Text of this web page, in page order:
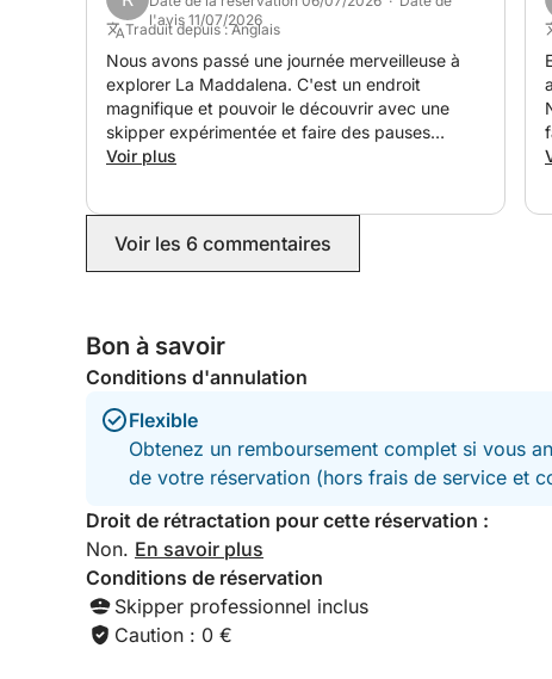
l'avis 11/07/2026
Traduit depuis : Anglais
Nous avons passé une journée merveilleuse à
explorer La Maddalena. C'est un endroit
magnifique et pouvoir le découvrir avec une
skipper expérimentée et faire des pauses
baignade était un vrai bonheur. Barbara était
supplément pour le skipper et un supplément
carburant raisonnable en plus du prix de la
encore plus belle que la côte de Baunei. C'était
agréable d'avoir une skipper (nous étions un
gentille et serviable. Elle nous a fait découvrir les
plus beaux endroits de l'archipel. Merci Barbara
et Eleonora !
Voir plus
Voir les 6 commentaires
Bon à savoir
Conditions d'annulation
Flexible
Obtenez un remboursement complet si vous
de votre réservation (hors frais de service et
Droit de rétractation pour cette réservation :
Non. En savoir plus
Conditions de réservation
Skipper professionnel inclus
Caution : 0 €